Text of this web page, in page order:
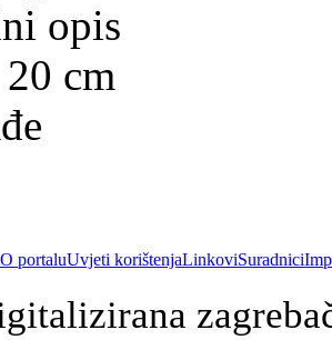
opis
cm
O portaluUvjeti korištenjaLinkoviSuradnici